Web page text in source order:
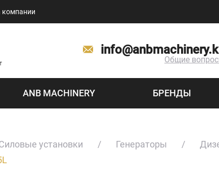
Общие
ANB MACHINERY БРЕНДЫ
установки Генераторы